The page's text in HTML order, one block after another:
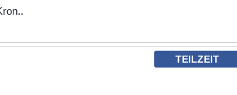
TEILZEIT